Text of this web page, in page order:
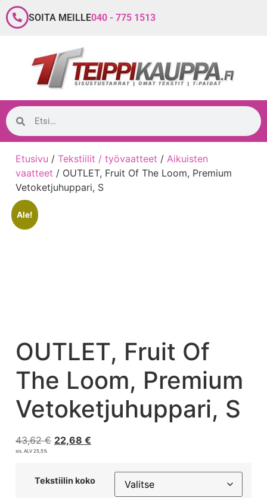
SOITA MEILLE040 - 775 1513
Etusivu / Tekstiilit / työvaatteet / Aikuisten
vaatteet / OUTLET, Fruit Of The Loom, Premium
Vetoketjuhuppari, S
Ale!
OUTLET, Fruit Of
The Loom, Premium
Vetoketjuhuppari, S
43,62€ 22,68 €
sis. ALV 25,5%
Tekstiilin koko